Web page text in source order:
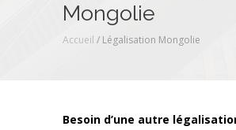
Mongolie
Accueil / Légalisation Mongolie
Besoin d’une autre